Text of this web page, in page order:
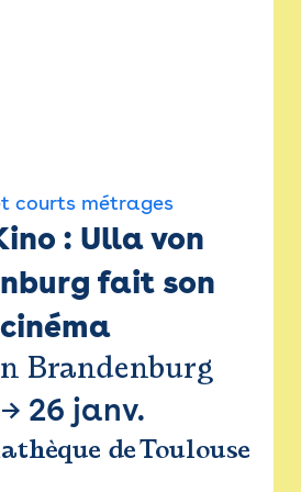
courts métrages
: Ulla von
fait son
cinéma
Brandenburg
→ 26 janv.
de Toulouse